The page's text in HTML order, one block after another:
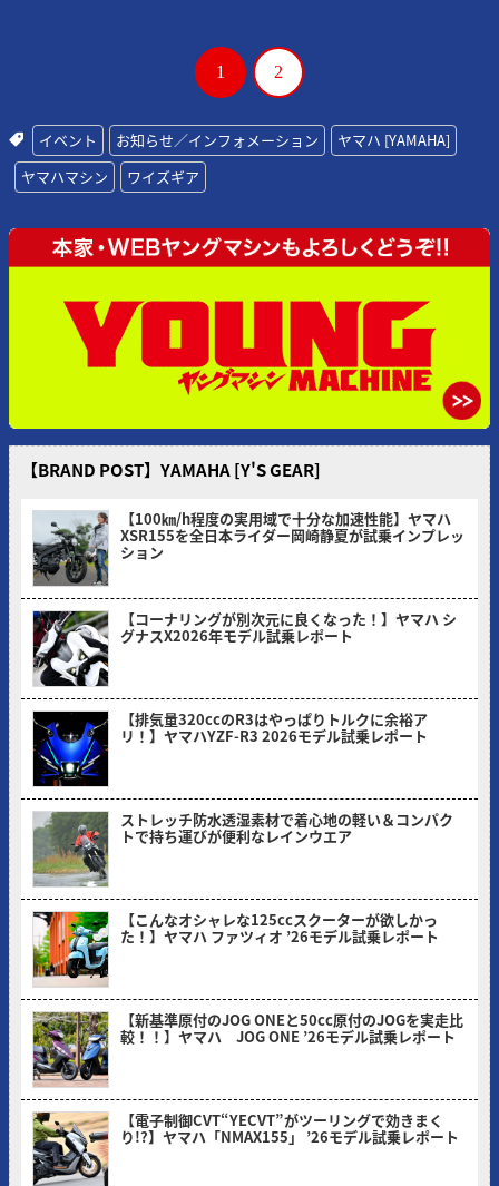
1 2
イベント お知らせ／インフォメーション
ヤマハ [YAMAHA]
ヤマハマシン
ワイズギア
【BRAND POST】YAMAHA [Y'S GEAR]
【100㎞/h程度の実用域で十分な加速性能】ヤマハ
XSR155を全日本ライダー岡崎静夏が試乗インプレッ
ション
【コーナリングが別次元に良くなった！】ヤマハ シ
グナスX2026年モデル試乗レポート
【排気量320ccのR3はやっぱりトルクに余裕ア
リ！】ヤマハYZF-R3 2026モデル試乗レポート
ストレッチ防水透湿素材で着心地の軽い＆コンパク
トで持ち運びが便利なレインウエア
【こんなオシャレな125ccスクーターが欲しかっ
た！】ヤマハ ファツィオ ’26モデル試乗レポート
【新基準原付のJOG ONEと50cc原付のJOGを実走比
較！！】ヤマハ JOG ONE ’26モデル試乗レポート
【電子制御CVT“YECVT”がツーリングで効きまく
り!?】ヤマハ「NMAX155」 ’26モデル試乗レポート